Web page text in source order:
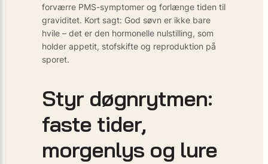
forværre PMS-symptomer og forlænge tiden til
graviditet. Kort sagt: God søvn er ikke bare
hvile – det er den hormonelle nulstilling, som
holder appetit, stofskifte og reproduktion på
sporet.
Styr døgnrytmen:
faste tider,
morgenlys og lure